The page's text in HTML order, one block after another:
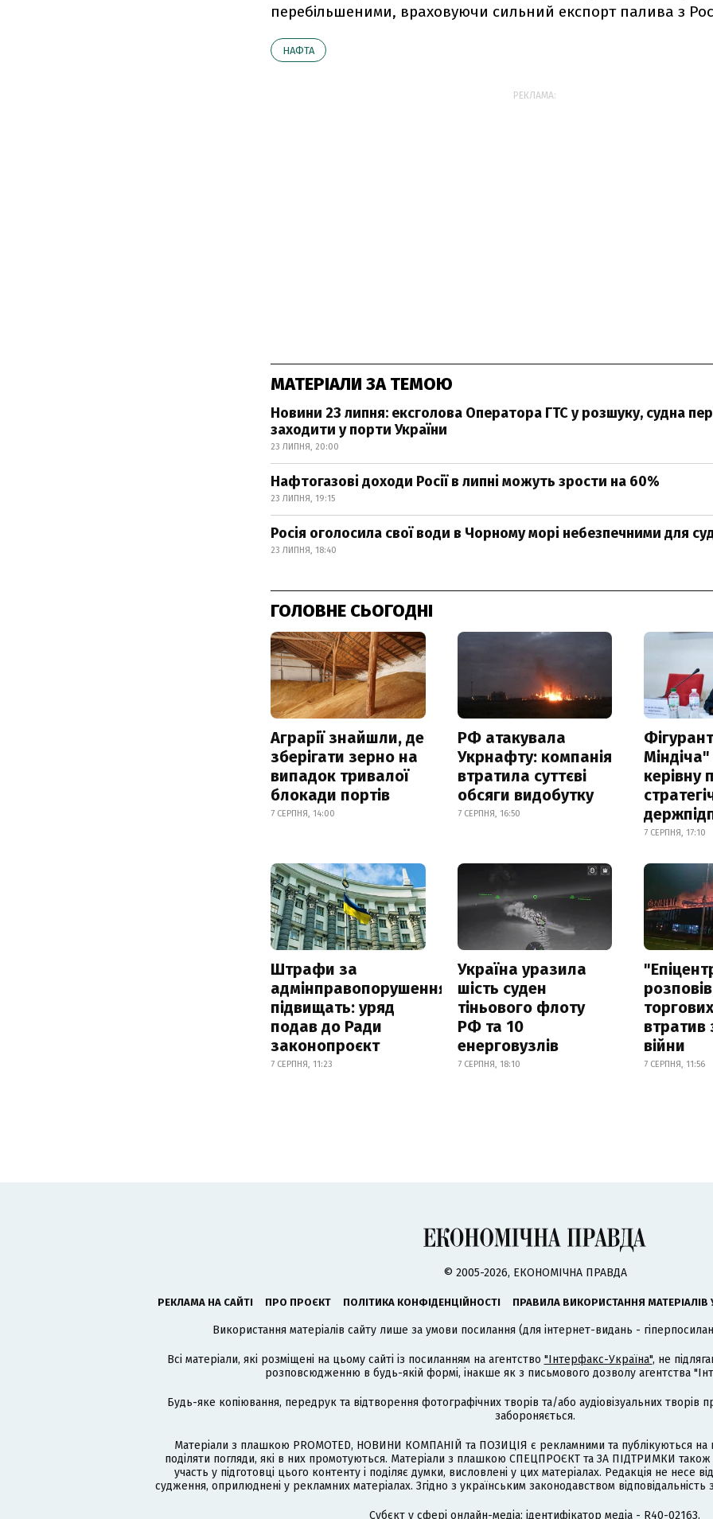
перебільшеними, враховуючи сильний експорт палива з
НАФТА
РЕКЛАМА:
МАТЕРІАЛИ ЗА ТЕМОЮ
Новини 23 липня: ексголова Оператора ГТС у розшуку, судна
заходити у порти України
23 ЛИПНЯ, 20:00
Нафтогазові доходи Росії в липні можуть зрости на 60%
23 ЛИПНЯ, 19:15
Росія оголосила свої води в Чорному морі небезпечними для
23 ЛИПНЯ, 18:40
ГОЛОВНЕ СЬОГОДНІ
Аграрії знайшли, де
зберігати зерно на
випадок тривалої
блокади портів
7 СЕРПНЯ, 14:00
РФ атакувала
Укрнафту: компанія
втратила суттєві
обсяги видобутку
7 СЕРПНЯ, 16:50
керівну
7 СЕРПНЯ, 17:10
Штрафи за
адмінправопорушення
підвищать: уряд
подав до Ради
законопроєкт
7 СЕРПНЯ, 11:23
Україна уразила
шість суден
тіньового флоту
РФ та 10
енерговузлів
7 СЕРПНЯ, 18:10
втратив
війни
7 СЕРПНЯ, 11:56
© 2005-2026, ЕКОНОМІЧНА ПРАВДА
РЕКЛАМА НА САЙТІ ПРО ПРОЄКТ ПОЛІТИКА КОНФІДЕНЦІЙНОСТІ ПРАВИЛА ВИКОРИСТАННЯ МАТЕРІАЛІВ
Використання матеріалів сайту лише за умови посилання (для інтернет-видань -
Всі матеріали, які розміщені на цьому сайті із посиланням на агентство "Інтерфакс-Україна", не
розповсюдженню в будь-якій формі, інакше як з письмового дозволу агентства
Будь-яке копіювання, передрук та відтворення фотографічних творів та/або аудіовізуальних
забороняється.
Матеріали з плашкою PROMOTED, НОВИНИ КОМПАНІЙ та ПОЗИЦІЯ є рекламними та публікуються на
поділяти погляди, які в них промотуються. Матеріали з плашкою СПЕЦПРОЄКТ та ЗА ПІДТРИМКИ
участь у підготовці цього контенту і поділяє думки, висловлені у цих матеріалах. Редакція не несе
судження, оприлюднені у рекламних матеріалах. Згідно з українським законодавством
Cубєкт у сфері онлайн-медіа; ідентифікатор медіа - R40-02163.